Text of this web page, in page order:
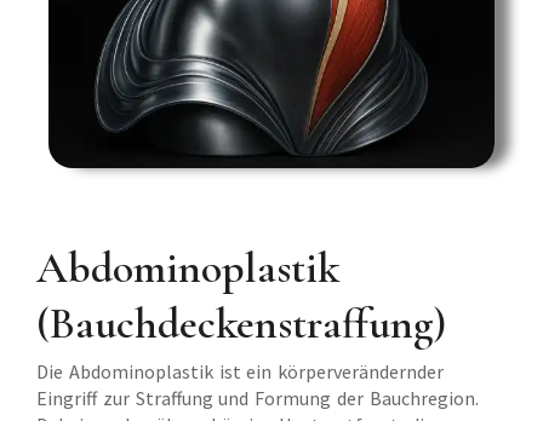
Abdominoplastik
(Bauchdeckenstraffung)
Die Abdominoplastik ist ein körperverändernder
Eingriff zur Straffung und Formung der Bauchregion.